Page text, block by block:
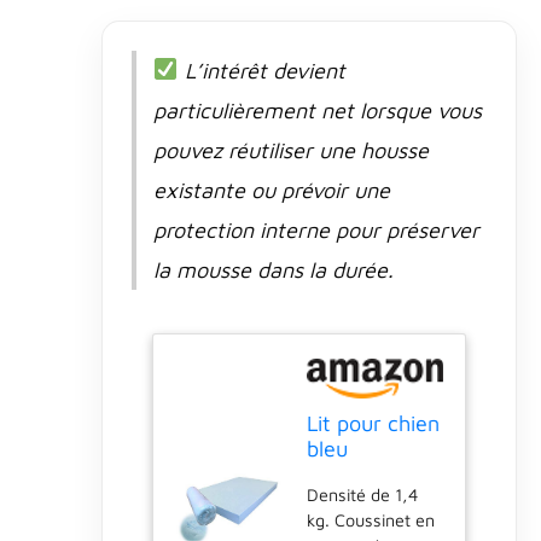
L’intérêt devient
particulièrement net lorsque vous
pouvez réutiliser une housse
existante ou prévoir une
protection interne pour préserver
la mousse dans la durée.
Lit pour chien
bleu
infusé de gel
haute densité
Densité de 1,4
kg. Coussinet en